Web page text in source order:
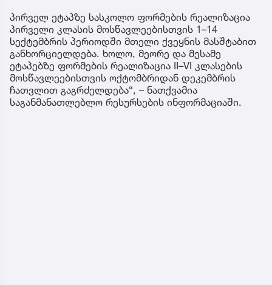
პირველ ეტაპზე სასკოლო ფორმების რეალიზაცია
პირველი კლასის მოსწავლეებისთვის 1–14
სექტემბრის პერიოდში მთელი ქვეყნის მასშტაბით
განხორციელდება. ხოლო, მეორე და მესამე
ეტაპებზე ფორმების რეალიზაცია II–VI კლასების
მოსწავლეებისთვის ოქტომბრიდან დეკემბრის
ჩათვლით გაგრძელდება“, – ნათქვამია
საგანმანათლებლო რესურსების ინფორმაციაში.